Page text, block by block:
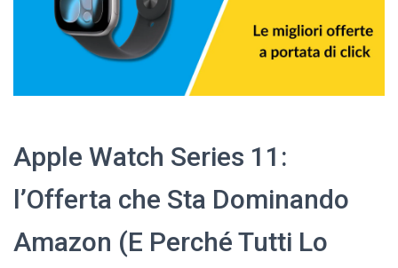
Apple Watch Series 11:
l’Offerta che Sta Dominando
Amazon (E Perché Tutti Lo